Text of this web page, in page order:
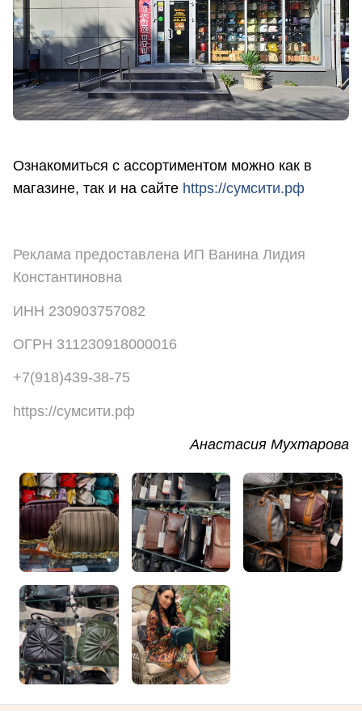
Ознакомиться с ассортиментом можно как в
магазине, так и на сайте https://сумсити.рф
Реклама предоставлена ИП Ванина Лидия
Константиновна
ИНН 230903757082
ОГРН 311230918000016
+7(918)439-38-75
https://сумсити.рф
Анастасия Мухтарова